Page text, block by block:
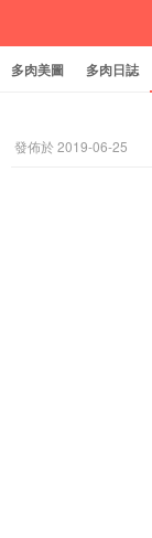
多肉美圖 多肉日誌
發佈於 2019-06-25